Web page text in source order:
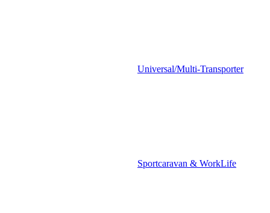
Universal/Multi-Transporter
Sportcaravan & WorkLife